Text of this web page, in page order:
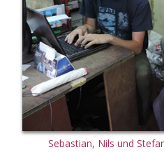
Sebastian, Nils und